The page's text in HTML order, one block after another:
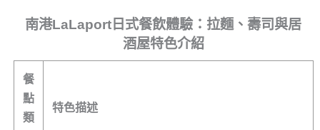
南港LaLaport日式餐飲體驗：拉麵、壽司與居
酒屋特色介紹
餐
點
類
特色描述